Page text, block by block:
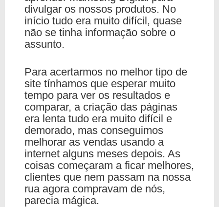
divulgar os nossos produtos. No
início tudo era muito difícil, quase
não se tinha informação sobre o
assunto.
Para acertarmos no melhor tipo de
site tínhamos que esperar muito
tempo para ver os resultados e
comparar, a criação das páginas
era lenta tudo era muito difícil e
demorado, mas conseguimos
melhorar as vendas usando a
internet alguns meses depois. As
coisas começaram a ficar melhores,
clientes que nem passam na nossa
rua agora compravam de nós,
parecia mágica.